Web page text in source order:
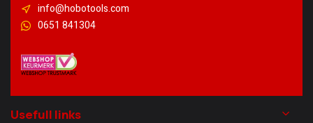
info@hobotools.com
0651 841304
Usefull links